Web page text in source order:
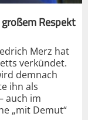
Respekt
Merz hat
verkündet.
demnach
ihn als
auch im
„mit Demut“